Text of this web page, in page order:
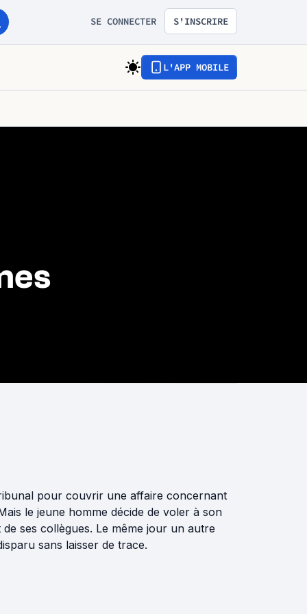
SE CONNECTER S'INSCRIRE
L'APP MOBILE
pour couvrir une affaire concernant
le jeune homme décide de voler à son
ses collègues. Le même jour un autre
sans laisser de trace.